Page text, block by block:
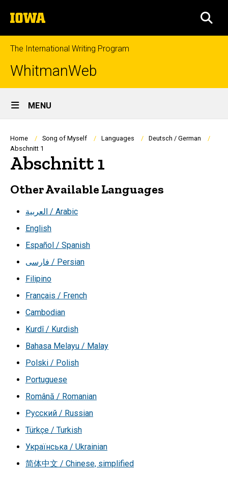
to
content
The
University
of
Iowa
The International Writing Program
WhitmanWeb
Site
Main
Navigation
MENU
Breadcrumb
Home Song of Myself Languages
Deutsch / German
Abschnitt 1
Abschnitt 1
Other Available Languages
العربية / Arabic
English
Español / Spanish
فارسی / Persian
Filipino
Français / French
Cambodian
Kurdî / Kurdish
Bahasa Melayu / Malay
Polski / Polish
Portuguese
Română / Romanian
Русский / Russian
Türkçe / Turkish
Українська / Ukrainian
简体中文 / Chinese, simplified